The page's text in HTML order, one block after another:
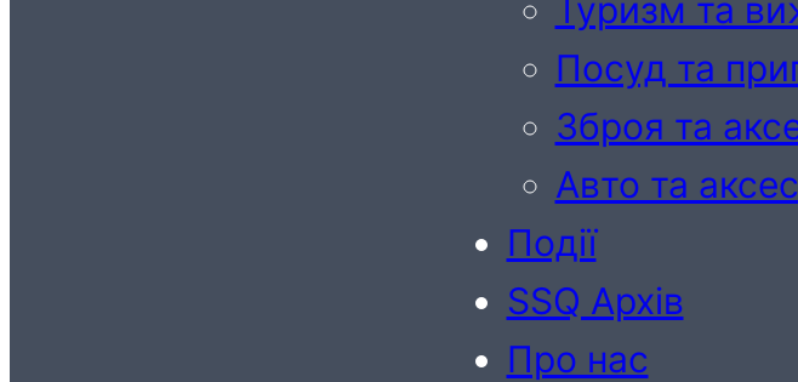
Туризм та
Посуд та
Зброя та
Авто та
Події
SSQ Архів
Про нас